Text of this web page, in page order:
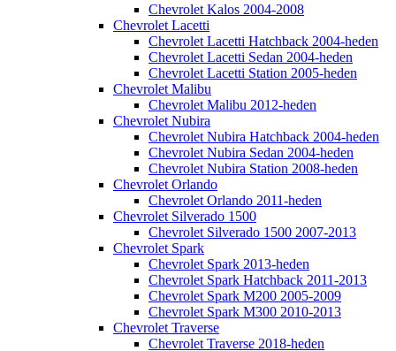
Chevrolet Kalos 2004-2008
Chevrolet Lacetti
Chevrolet Lacetti Hatchback 2004-heden
Chevrolet Lacetti Sedan 2004-heden
Chevrolet Lacetti Station 2005-heden
Chevrolet Malibu
Chevrolet Malibu 2012-heden
Chevrolet Nubira
Chevrolet Nubira Hatchback 2004-heden
Chevrolet Nubira Sedan 2004-heden
Chevrolet Nubira Station 2008-heden
Chevrolet Orlando
Chevrolet Orlando 2011-heden
Chevrolet Silverado 1500
Chevrolet Silverado 1500 2007-2013
Chevrolet Spark
Chevrolet Spark 2013-heden
Chevrolet Spark Hatchback 2011-2013
Chevrolet Spark M200 2005-2009
Chevrolet Spark M300 2010-2013
Chevrolet Traverse
Chevrolet Traverse 2018-heden